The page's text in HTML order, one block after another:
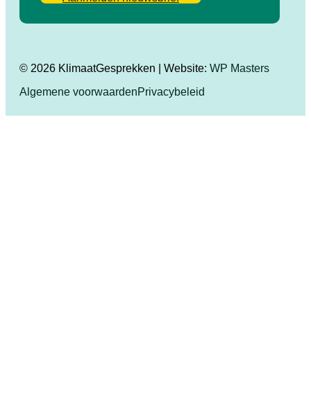
© 2026 KlimaatGesprekken | Website: WP Masters
Algemene voorwaardenPrivacybeleid